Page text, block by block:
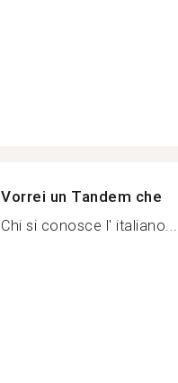
Vorrei un Tandem che
Chi si conosce l' italiano...